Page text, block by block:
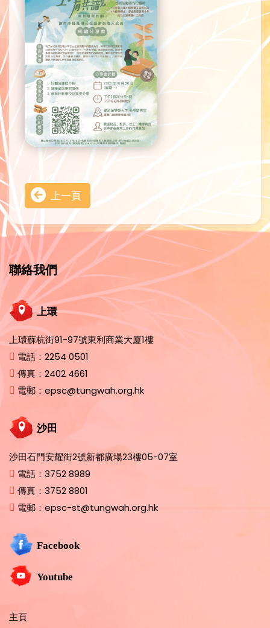
上一頁
聯絡我們
上環
上環蘇杭街91-97號東利商業大廈1樓
電話： 2254 0501
傳真： 2402 4661
電郵： epsc@tungwah.org.hk
沙田
沙田石門安耀街2號新都廣場23樓05-07室
電話： 3752 8989
傳真： 3752 8801
電郵： epsc-st@tungwah.org.hk
Facebook
Youtube
主頁